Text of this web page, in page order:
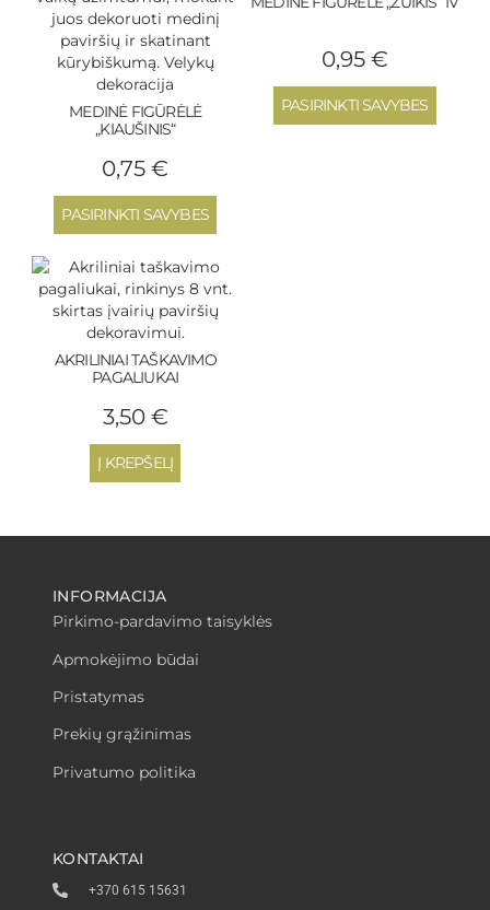
MEDINĖ FIGŪRĖLĖ
„KIAUŠINIS“
0,75€
PASIRINKTI SAVYBES
0,95 €
PASIRINKTI SAVYBES
AKRILINIAI TAŠKAVIMO
PAGALIUKAI
3,50 €
Į KREPŠELĮ
INFORMACIJA
Pirkimo-pardavimo taisyklės
Apmokėjimo būdai
Pristatymas
Prekių grąžinimas
Privatumo politika
KONTAKTAI
+370 615 15631